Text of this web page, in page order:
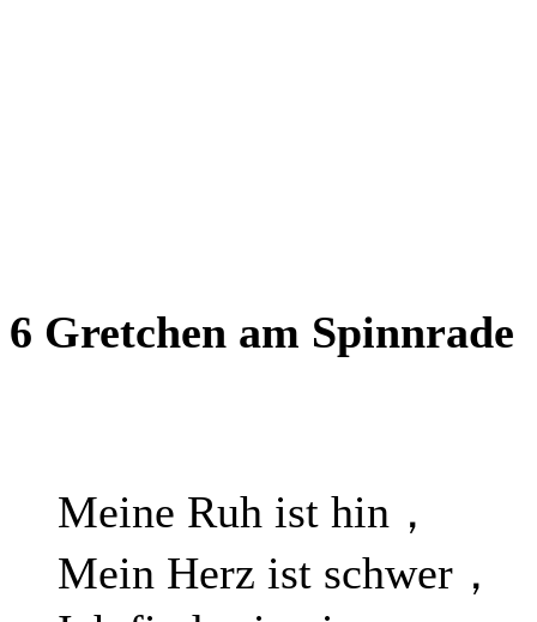
6 Gretchen am Spinnrade
Meine Ruh ist hin，
Mein Herz ist schwer，